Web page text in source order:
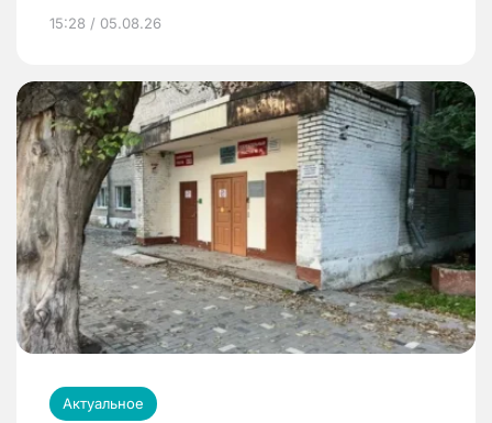
15:28 / 05.08.26
Актуальное